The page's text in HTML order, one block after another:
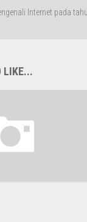
Internet pada
LIKE...